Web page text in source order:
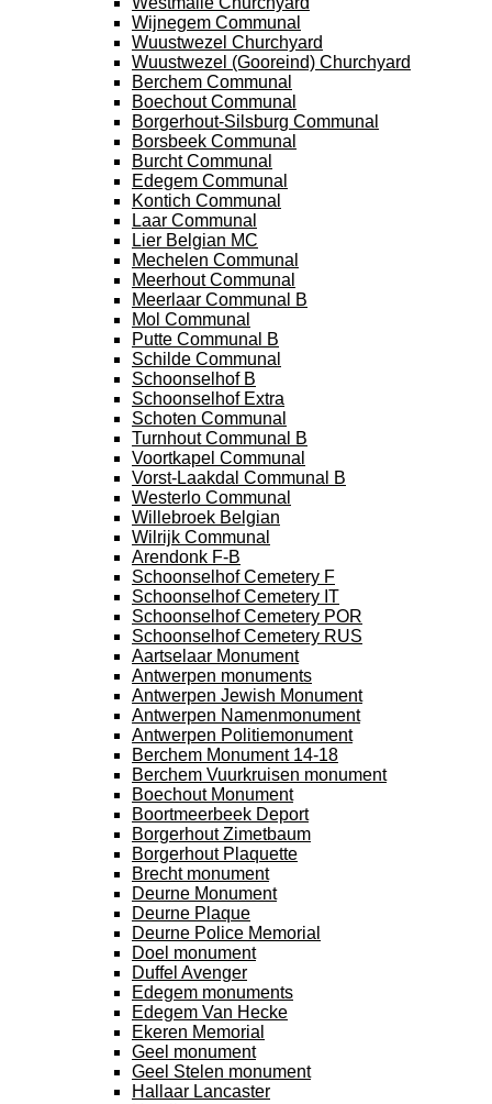
Wijnegem Communal
Wuustwezel Churchyard
Wuustwezel (Gooreind) Churchyard
Berchem Communal
Boechout Communal
Borgerhout-Silsburg Communal
Borsbeek Communal
Burcht Communal
Edegem Communal
Kontich Communal
Laar Communal
Lier Belgian MC
Mechelen Communal
Meerhout Communal
Meerlaar Communal B
Mol Communal
Putte Communal B
Schilde Communal
Schoonselhof B
Schoonselhof Extra
Schoten Communal
Turnhout Communal B
Voortkapel Communal
Vorst-Laakdal Communal B
Westerlo Communal
Willebroek Belgian
Wilrijk Communal
Arendonk F-B
Schoonselhof Cemetery F
Schoonselhof Cemetery IT
Schoonselhof Cemetery POR
Schoonselhof Cemetery RUS
Aartselaar Monument
Antwerpen monuments
Antwerpen Jewish Monument
Antwerpen Namenmonument
Antwerpen Politiemonument
Berchem Monument 14-18
Berchem Vuurkruisen monument
Boechout Monument
Boortmeerbeek Deport
Borgerhout Zimetbaum
Borgerhout Plaquette
Brecht monument
Deurne Monument
Deurne Plaque
Deurne Police Memorial
Doel monument
Duffel Avenger
Edegem monuments
Edegem Van Hecke
Ekeren Memorial
Geel monument
Geel Stelen monument
Hallaar Lancaster